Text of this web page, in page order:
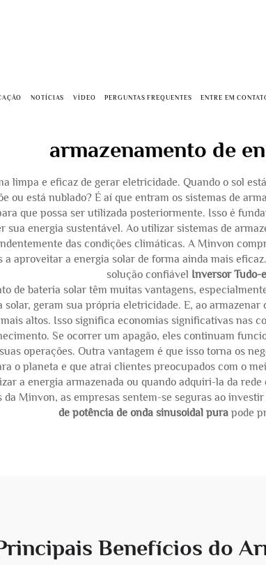
NOTÍCIAS VÍDEO PERGUNTAS FREQUENTES ENTRE EM
armazenamento de
limpa e eficaz de gerar eletricidade. Quando o sol
ou está nublado? É aí que entram os sistemas de
que possa ser utilizada posteriormente. Isso é
sua energia sustentável. Ao utilizar sistemas de
das condições climáticas. A Minvon
a aproveitar a energia solar de forma ainda mais
solução confiável Inversor Tudo-
de bateria solar têm muitas vantagens,
geram sua própria eletricidade. E, ao
altos. Isso significa economias significativas nas
Se ocorrer um apagão, eles continuam
operações. Outra vantagem é que isso torna os
o planeta e que atrai clientes preocupados com o
a energia armazenada ou quando adquiri-la da
da Minvon, as empresas sentem-se seguras ao
de potência de onda sinusoidal pura pode
Benefícios do